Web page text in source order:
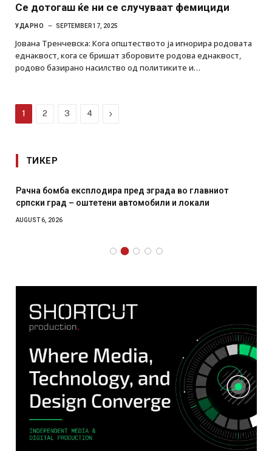
Се дотогаш ќе ни се случуваат фемициди
УДАРНО SEPTEMBER 17, 2025
Јована Тренчевска: Кога општеството ја игнорира родовата
еднаквост, кога се бришат зборовите родова еднаквост,
родово базирано насилство од политиките и…
1 2 3 4 Next
ТИКЕР
Рачна бомба експлодира пред зграда во главниот
српски град – оштетени автомобили и локали
AUGUST 6, 2026